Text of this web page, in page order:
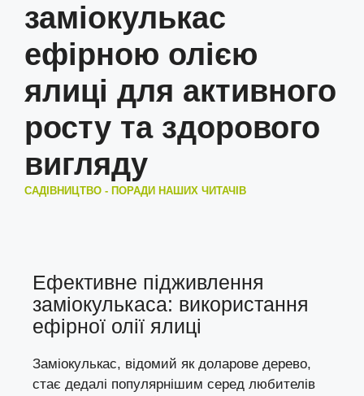
заміокулькас
ефірною олією
ялиці для активного
росту та здорового
вигляду
САДІВНИЦТВО - ПОРАДИ НАШИХ ЧИТАЧІВ
Ефективне підживлення
заміокулькаса: використання
ефірної олії ялиці
Заміокулькас, відомий як доларове дерево,
стає дедалі популярнішим серед любителів